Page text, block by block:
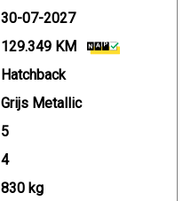
30-07-2027
129.349 KM
Hatchback
Grijs Metallic
5
4
830 kg